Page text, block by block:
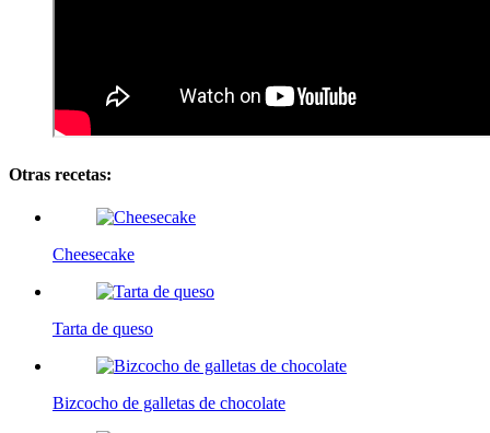
Otras recetas:
Cheesecake
Tarta de queso
Bizcocho de galletas de chocolate